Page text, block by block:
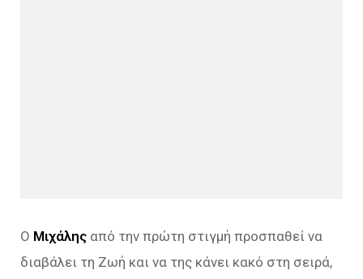
Ο Μιχάλης από την πρώτη στιγμή προσπαθεί να
διαβάλει τη Ζωή και να της κάνει κακό στη σειρά,